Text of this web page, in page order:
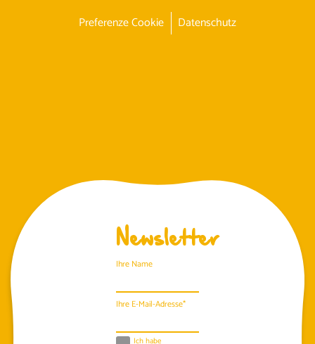
Preferenze Cookie
Datenschutz
Newsletter
Ihre Name
Ihre E-Mail-Adresse*